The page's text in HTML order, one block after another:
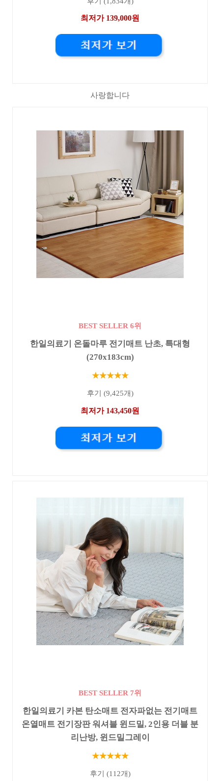
최저가 139,000원
사랑합니다
BEST SELLER 6위
한일의료기 온돌마루 전기매트 난초, 특대형
(270x183cm)
★★★★★
후기 (9,425개)
최저가 143,450원
BEST SELLER 7위
한일의료기 카본 탄소매트 전자파없는 전기매트
온열매트 전기장판 워셔블 윈드밀, 2인용 더블 분
리난방, 윈드밀그레이
★★★★★
후기 (112개)